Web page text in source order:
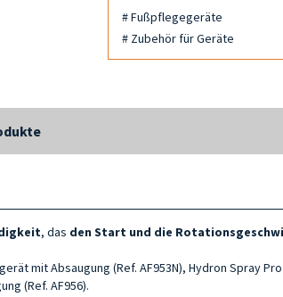
# Fußpflegegeräte
# Zubehör für Geräte
, das den Start und die
mit Absaugung (Ref. AF953N), Hydron Spray Pro
(Ref. AF956).